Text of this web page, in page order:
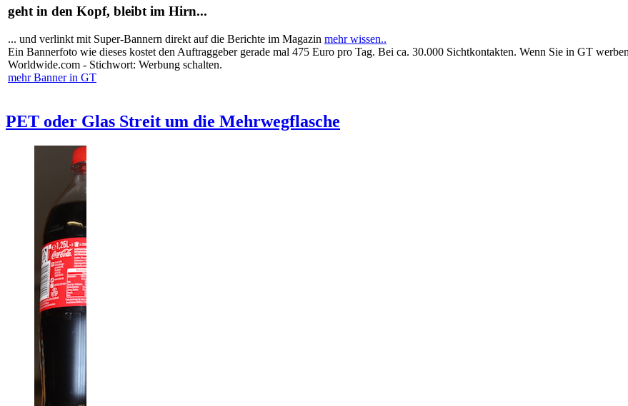
geht in den Kopf, bleibt im Hirn...
... und verlinkt mit Super-Bannern direkt auf die Berichte im Magazin mehr wissen..
Ein Bannerfoto wie dieses kostet den Auftraggeber gerade mal 475 Euro pro Tag. Bei ca. 30.000 Sichtkontakten. Wenn Sie in GT
Worldwide.com - Stichwort: Werbung schalten.
mehr Banner in GT
PET oder Glas Streit um die Mehrwegflasche